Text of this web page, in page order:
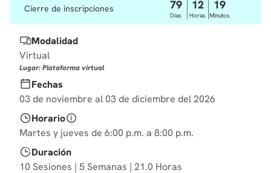
derecho
Cierre de inscripciones 79
Días
12
Horas
19
Minutos
Modalidad
Virtual
Lugar: Plataforma virtual
Fechas
03 de noviembre al 03 de diciembre del 2026
Horario
Martes y jueves de 6:00 p.m. a 8:00 p.m.
Duración
10 Sesiones | 5 Semanas | 21.0 Horas